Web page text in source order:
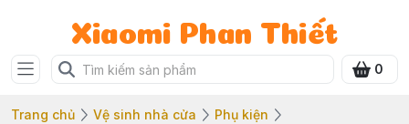
Xiaomi Phan Thiết
0
Trang chủ Vệ sinh nhà cửa
Phụ kiện